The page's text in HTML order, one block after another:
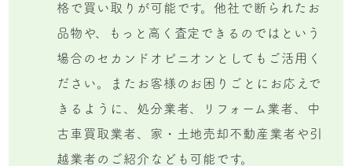
格で買い取りが可能です。他社で断られたお
品物や、もっと高く査定できるのではという
場合のセカンドオピニオンとしてもご活用く
ださい。またお客様のお困りごとにお応えで
きるように、処分業者、リフォーム業者、中
古車買取業者、家・土地売却不動産業者や引
越業者のご紹介なども可能です。